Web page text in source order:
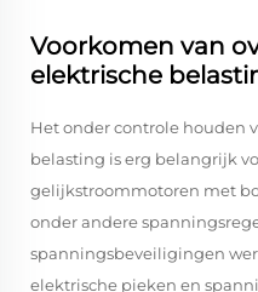
Voorkomen van
elektrische
Het onder controle houden
belasting is erg belangrijk
gelijkstroommotoren met
onder andere
spanningsbeveiligingen
elektrische pieken en